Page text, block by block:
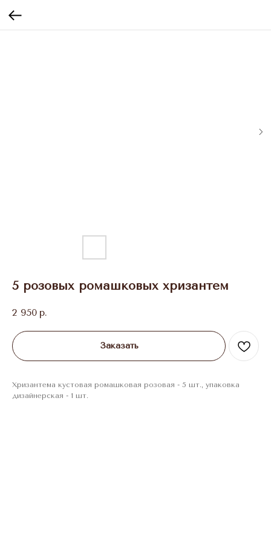
5 розовых ромашковых хризантем
2 950 р.
Заказать
Хризантема кустовая ромашковая розовая - 5 шт., упаковка
дизайнерская - 1 шт.